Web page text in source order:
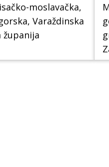
moslavačka,
Varaždinska
županija